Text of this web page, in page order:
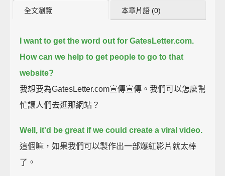
全文瀏覽 本章片語 (0)
I want to get the word out for GatesLetter.com.
How can we help to get people to go to that
website?
我想要為GatesLetter.com宣傳宣傳。我們可以怎麼幫
忙讓人們去逛那網站？
Well, it'd be great if we could create a viral video.
這個嘛，如果我們可以製作出一部爆紅影片就太棒
了。